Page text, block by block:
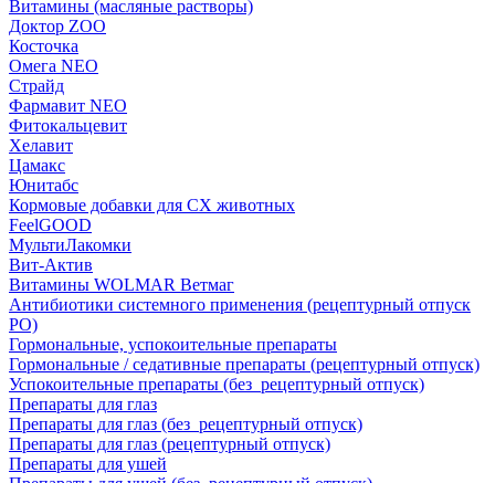
Витамины (масляные растворы)
Доктор ZOO
Косточка
Омега NEO
Страйд
Фармавит NEO
Фитокальцевит
Хелавит
Цамакс
Юнитабс
Кормовые добавки для СХ животных
FeelGOOD
МультиЛакомки
Вит-Актив
Витамины WOLMAR Ветмаг
Антибиотики системного применения (рецептурный отпуск
РО)
Гормональные, успокоительные препараты
Гормональные / седативные препараты (рецептурный отпуск)
Успокоительные препараты (без_рецептурный отпуск)
Препараты для глаз
Препараты для глаз (без_рецептурный отпуск)
Препараты для глаз (рецептурный отпуск)
Препараты для ушей